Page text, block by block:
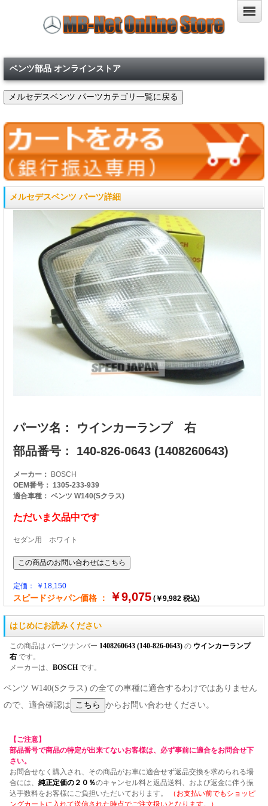
ベンツ部品 オンラインストア
メルセデスベンツ パーツ詳細
パーツ名： ウインカーランプ 右
部品番号： 140-826-0643 (1408260643)
メーカー：
BOSCH
OEM番号： 1305-233-939
適合車種： ベンツ W140(Sクラス)
ただいま欠品中です
セダン用 ホワイト
定価： ￥18,150
スピードジャパン価格 ： ￥9,075 (￥9,982 税込)
はじめにお読みください
この商品は パーツナンバー 1408260643 (140-826-0643) の ウインカーランプ
右 です。
メーカーは、 BOSCH です。
ベンツ W140(Sクラス) の全ての車種に適合するわけではありません
ので、適合確認は
からお問い合わせください。
【ご注意】
部品番号で商品の特定が出来てないお客様は、必ず事前に適合をお問合せ下
さい。
お問合せなく購入され、その商品がお車に適合せず返品交換を求められる場
合には、 純正定価の２０％のキャンセル料と返品送料、および返金に伴う振
込手数料をお客様にご負担いただいております。
（お支払い前でもショッピ
ングカートに入れて送信された時点でご注文扱いとなります。）